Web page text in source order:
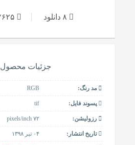
جزئیات محصول
مد رنگ: RGB
پسوند فایل: tif
رزولیشن: ۷۲ pixels/inch
تاریخ انتشار: ۰۴ تیر ۱۳۹۸